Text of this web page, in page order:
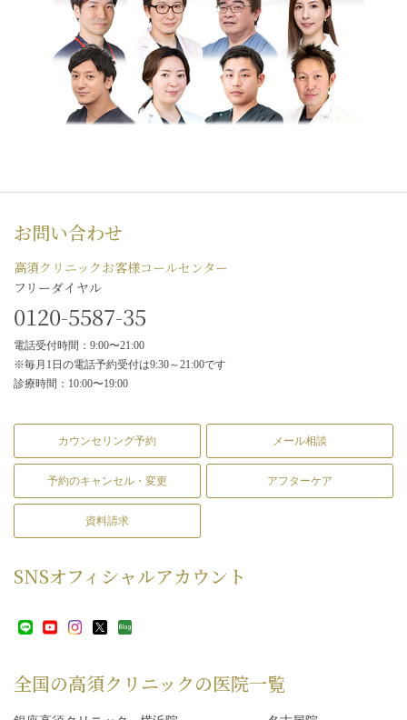
お問い合わせ
高須クリニックお客様コールセンター
フリーダイヤル
0120-5587-35
電話受付時間：9:00〜21:00
※毎月1日の電話予約受付は9:30～21:00です
診療時間：10:00〜19:00
カウンセリング予約 メール相談
予約のキャンセル・変更 アフターケア
資料請求
SNSオフィシャルアカウント
全国の高須クリニックの医院一覧